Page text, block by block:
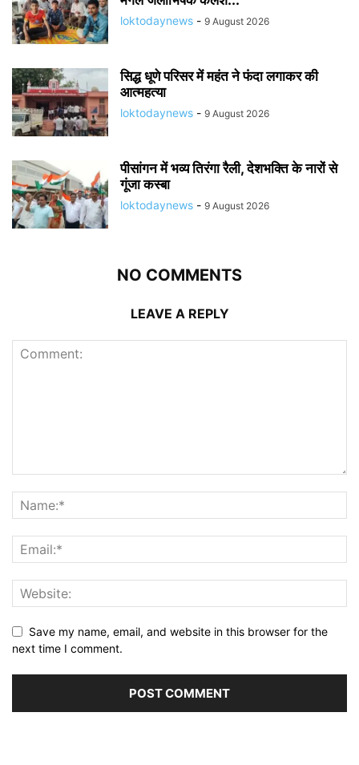
loktodaynews - 9 August 2026
सिद्ध धूणे परिसर में महंत ने फंदा लगाकर की
आत्महत्या
loktodaynews - 9 August 2026
पीसांगन में भव्य तिरंगा रैली, देशभक्ति के नारों से
गूंजा कस्बा
loktodaynews - 9 August 2026
NO COMMENTS
LEAVE A REPLY
Save my name, email, and website in this browser for the
next time I comment.